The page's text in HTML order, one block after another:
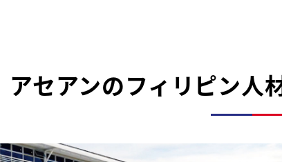
アセアンのフィリピン人